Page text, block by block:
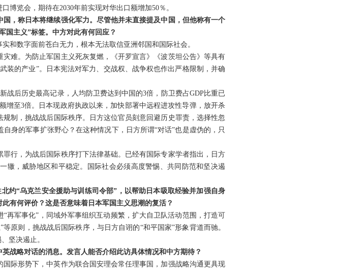
博览会，期待在2030年前实现对华出口额增加50％。
，称日本将继续强化军力。尽管他并未直接提及中国，但他称有一个
国主义”标签。中方对此有何回应？
和数字面前苍白无力，根本无法取信亚洲邻国和国际社会。
难。为防止军国主义死灰复燃，《开罗宣言》《波茨坦公告》等具有
装的产业”。日本宪法对军力、交战权、战争权也作出严格限制，并确
战后历史最高记录，人均防卫费达到中国的3倍，防卫费占GDP比重已
增至3倍。日本现政府执政以来，加快部署中远程进攻性导弹，放开杀
制，挑战战后国际秩序。日方这位官员刻意回避历史罪责，选择性忽
身的军事扩张野心？在这种情况下，日方所谓“对话”也是虚伪的，只
行，为战后国际秩序打下法律基础。已经有国际专家学者指出，日方
辙，威胁地区和平稳定。国际社会必须高度警惕、共同防范和坚决遏
约“乌克兰安全援助与训练司令部”，以帮助日本吸取经验并加强自身
有何评价？这是否意味着日本军国主义思潮的复活？
再军事化”，同域外军事组织互动频繁，扩大自卫队活动范围，打造可
原则，挑战战后国际秩序，与日方自诩的“和平国家”形象背道而驰。
坚决遏止。
战略对话的消息。发言人能否介绍此访具体情况和中方期待？
际形势下，中英作为联合国安理会常任理事国，加强战略沟通更具现